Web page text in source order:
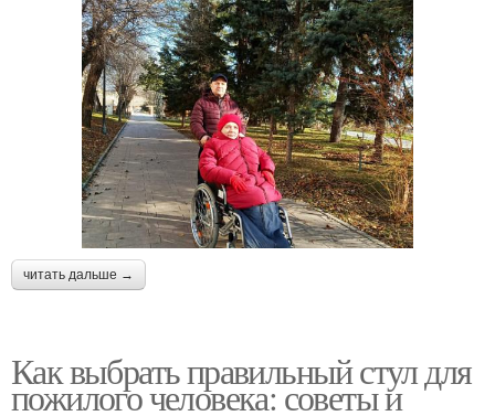
читать дальше →
Как выбрать правильный стул для
пожилого человека: советы и